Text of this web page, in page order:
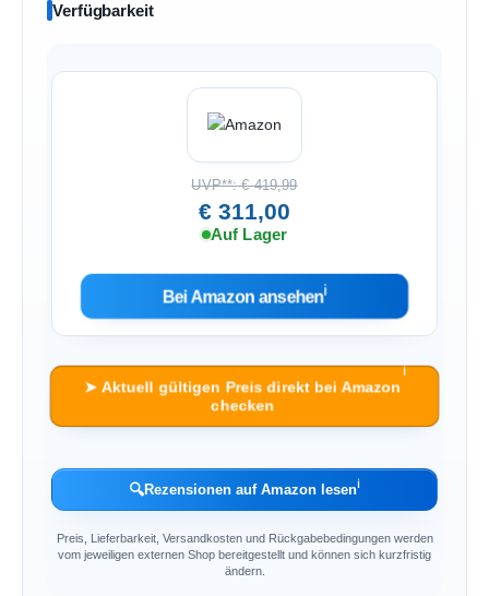
Verfügbarkeit
UVP**: € 419,99
€ 311,00
Auf Lager
Bei Amazon ansehenℹ︎
➤ Aktuell gültigen Preis direkt bei Amazon
checken
ℹ︎
🔍Rezensionen auf Amazon lesenℹ︎
Preis, Lieferbarkeit, Versandkosten und Rückgabebedingungen werden
vom jeweiligen externen Shop bereitgestellt und können sich kurzfristig
ändern.